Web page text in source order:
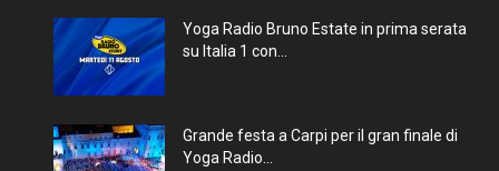
Yoga Radio Bruno Estate in prima serata
su Italia 1 con...
Grande festa a Carpi per il gran finale di
Yoga Radio...